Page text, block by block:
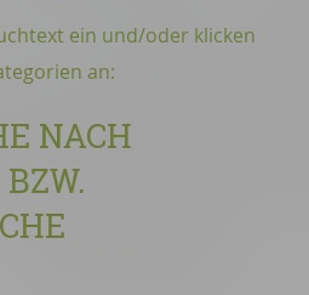
ein und/oder klicken
an:
NACH